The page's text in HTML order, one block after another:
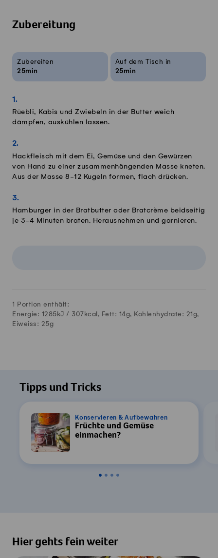
Zubereitung
Rezeptinfos
Zubereiten
25min
Auf dem Tisch in
25min
Rüebli, Kabis und Zwiebeln in der Butter weich
dämpfen, auskühlen lassen.
Hackfleisch mit dem Ei, Gemüse und den Gewürzen
von Hand zu einer zusammenhängenden Masse kneten.
Aus der Masse 8-12 Kugeln formen, flach drücken.
Hamburger in der Bratbutter oder Bratcrème beidseitig
je 3-4 Minuten braten. Herausnehmen und garnieren.
1 Portion enthält:
Energie: 1285kJ / 307 kcal, Fett: 14g, Kohlenhydrate: 21 g,
Eiweiss: 25g
Tipps und Tricks
Konservieren & Aufbewahren
Früchte und Gemüse
einmachen?
Hier gehts fein weiter